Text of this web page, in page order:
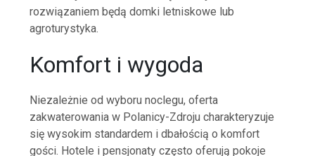
rozwiązaniem będą domki letniskowe lub
agroturystyka.
Komfort i wygoda
Niezależnie od wyboru noclegu, oferta
zakwaterowania w Polanicy-Zdroju charakteryzuje
się wysokim standardem i dbałością o komfort
gości. Hotele i pensjonaty często oferują pokoje